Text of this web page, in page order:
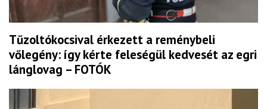
Tűzoltókocsival érkezett a reménybeli
vőlegény: így kérte feleségül kedvesét az egri
lánglovag – FOTÓK